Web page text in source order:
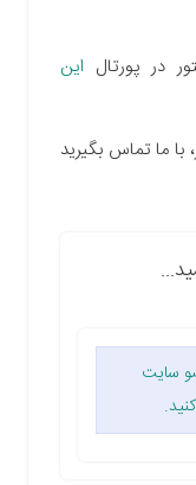
در پورتال این
ما تماس بگیرید
سایت